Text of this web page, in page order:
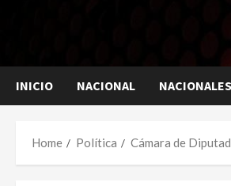
INICIO NACIONAL NACIONALES
Home Política Cámara de